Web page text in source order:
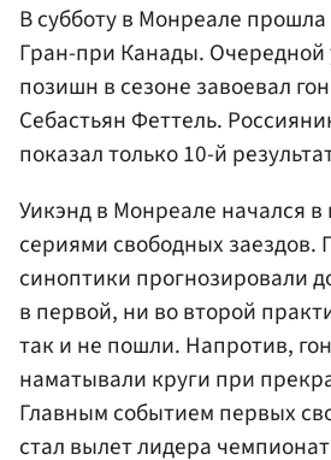
В субботу в Монреале
Гран-при Канады.
позишн в сезоне завоевал
Себастьян Феттель.
показал только 10-й
Уикэнд в Монреале начался
сериями свободных заездов.
синоптики прогнозировали
в первой, ни во второй
так и не пошли. Напротив,
наматывали круги при
Главным событием первых
стал вылет лидера